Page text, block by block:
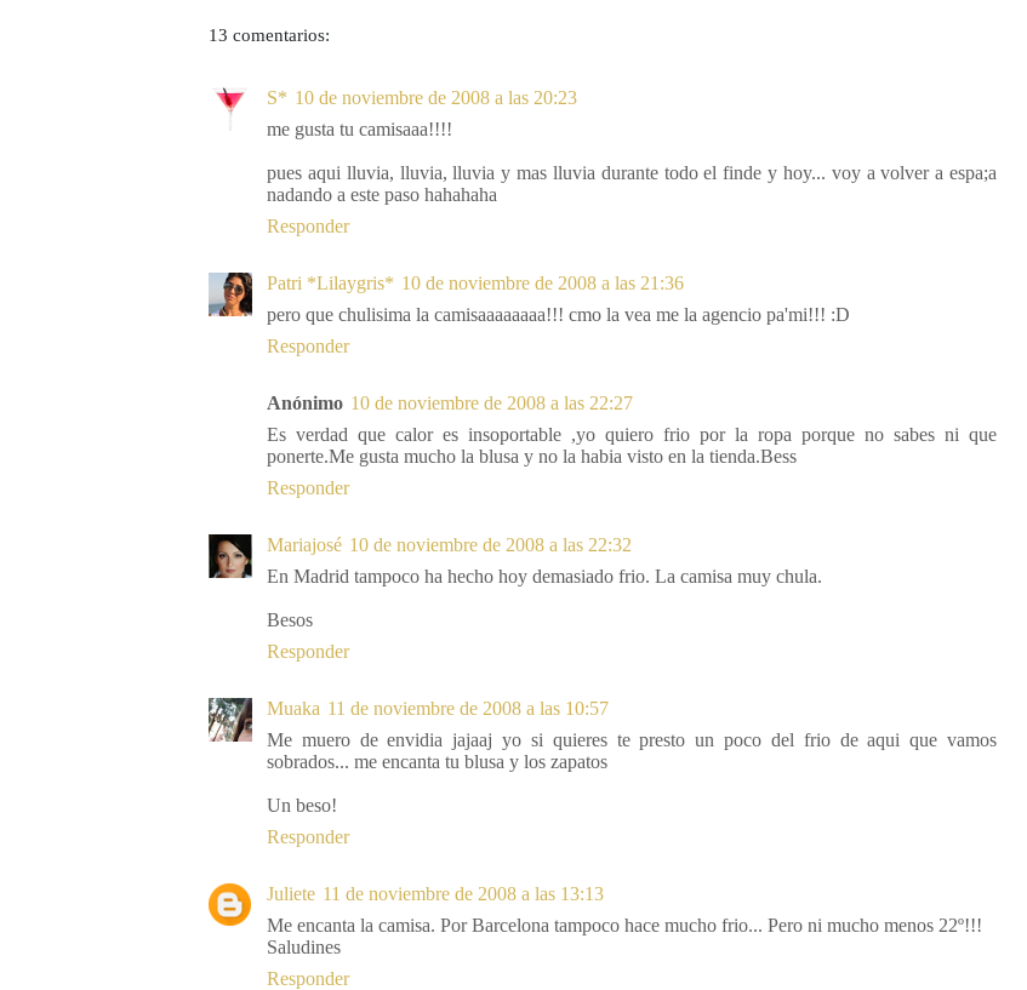
13 comentarios:
S* 10 de noviembre de 2008 a las 20:23
me gusta tu camisaaa!!!!
pues aqui lluvia, lluvia, lluvia y mas lluvia durante todo el finde y hoy... voy a volver a espa;a
nadando a este paso hahahaha
Responder
Patri *Lilaygris* 10 de noviembre de 2008 a las 21:36
pero que chulisima la camisaaaaaaaa!!! cmo la vea me la agencio pa'mi!!! :D
Responder
Anónimo 10 de noviembre de 2008 a las 22:27
Es verdad que calor es insoportable ,yo quiero frio por la ropa porque no sabes ni que
ponerte.Me gusta mucho la blusa y no la habia visto en la tienda.Bess
Responder
Mariajosé 10 de noviembre de 2008 a las 22:32
En Madrid tampoco ha hecho hoy demasiado frio. La camisa muy chula.
Besos
Responder
Muaka 11 de noviembre de 2008 a las 10:57
Me muero de envidia jajaaj yo si quieres te presto un poco del frio de aqui que vamos
sobrados... me encanta tu blusa y los zapatos
Un beso!
Responder
Juliete 11 de noviembre de 2008 a las 13:13
Me encanta la camisa. Por Barcelona tampoco hace mucho frio... Pero ni mucho menos 22º!!!
Saludines
Responder